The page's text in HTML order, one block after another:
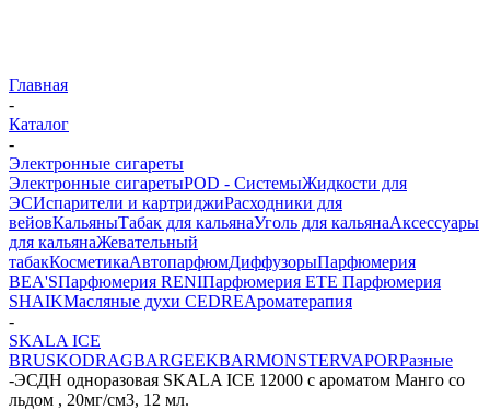
Главная
-
Каталог
-
Электронные сигареты
Электронные сигаретыPOD - СистемыЖидкости для
ЭСИспарители и картриджиРасходники для
вейовКальяныТабак для кальянаУголь для кальянаАксессуары
для кальянаЖевательный
табакКосметикаАвтопарфюмДиффузорыПарфюмерия
BEA'SПарфюмерия RENIПарфюмерия ETE Парфюмерия
SHAIKМасляные духи CEDREАроматерапия
-
SKALA ICE
BRUSKODRAGBARGEEKBARMONSTERVAPORРазные
-ЭСДН одноразовая SKALA ICE 12000 с ароматом Манго со
льдом , 20мг/см3, 12 мл.